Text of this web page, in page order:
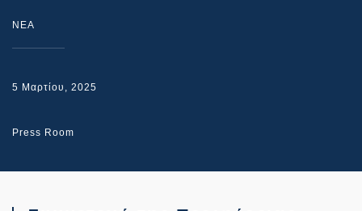
NEA
5 Μαρτίου, 2025
Press Room